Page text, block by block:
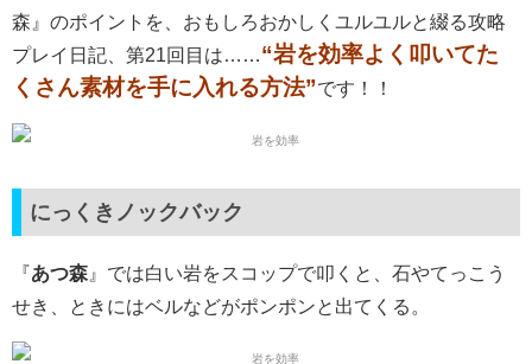
森』のポイントを、おもしろおかしくユルユルと綴る攻略
プレイ日記、第21回目は……“岩を効率よく叩いてた
くさん素材を手に入れる方法”です！！
にっくきノックバック
『あつ森 』では白い岩をスコップで叩くと、石やてっこう
せき、ときにはベルなどがポンポンと出てくる。